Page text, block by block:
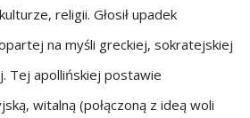
religii. Głosił upadek
na myśli greckiej, sokratejskiej
Tej apollińskiej postawie
witalną (połączoną z ideą woli